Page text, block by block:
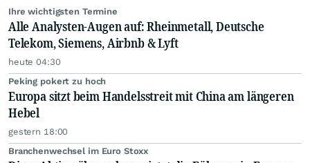
Ihre wichtigsten Termine
Alle Analysten-Augen auf: Rheinmetall, Deutsche
Telekom, Siemens, Airbnb & Lyft
heute 04:30
Peking pokert zu hoch
Europa sitzt beim Handelsstreit mit China am längeren
Hebel
gestern 18:00
Branchenwechsel im Euro Stoxx